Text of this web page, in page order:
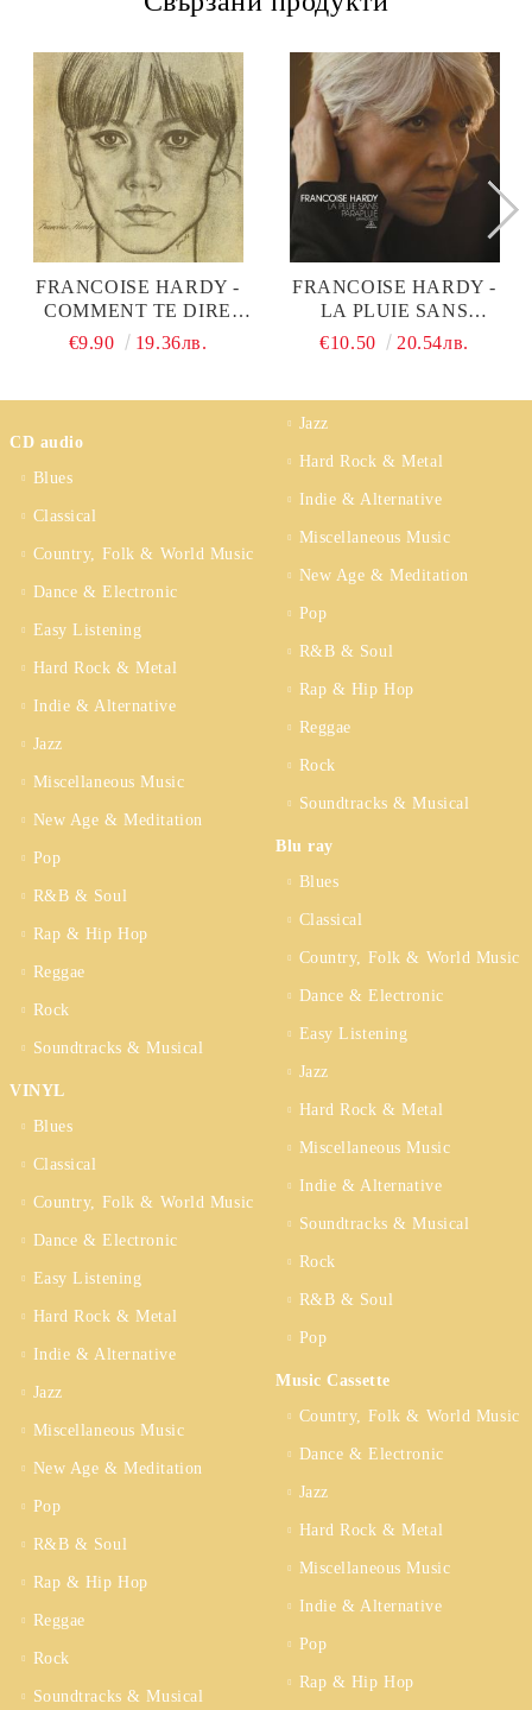
FRANCOISE HARDY -
COMMENT TE DIRE
ADIEU (CD)
€9.90 19.36лв.
FRANCOISE HARDY -
LA PLUIE SANS
PARAPLUIE (CD)
€10.50 20.54лв.
CD audio
Blues
Classical
Country, Folk & World Music
Dance & Electronic
Easy Listening
Hard Rock & Metal
Indie & Alternative
Jazz
Miscellaneous Music
New Age & Meditation
Pop
R&B & Soul
Rap & Hip Hop
Reggae
Rock
Soundtracks & Musical
VINYL
Blues
Classical
Country, Folk & World Music
Dance & Electronic
Easy Listening
Hard Rock & Metal
Indie & Alternative
Jazz
Miscellaneous Music
New Age & Meditation
Pop
R&B & Soul
Rap & Hip Hop
Reggae
Rock
Soundtracks & Musical
Jazz
Hard Rock & Metal
Indie & Alternative
Miscellaneous Music
New Age & Meditation
Pop
R&B & Soul
Rap & Hip Hop
Reggae
Rock
Soundtracks & Musical
Blu ray
Blues
Classical
Country, Folk & World Music
Dance & Electronic
Easy Listening
Jazz
Hard Rock & Metal
Miscellaneous Music
Indie & Alternative
Soundtracks & Musical
Rock
R&B & Soul
Pop
Music Cassette
Country, Folk & World Music
Dance & Electronic
Jazz
Hard Rock & Metal
Miscellaneous Music
Indie & Alternative
Pop
Rap & Hip Hop